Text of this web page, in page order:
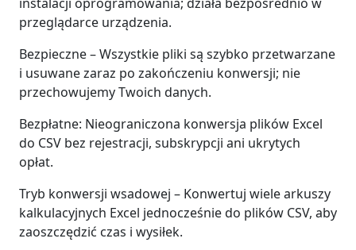
przeglądarce urządzenia.
Bezpieczne – Wszystkie pliki są szybko przetwarzane
i usuwane zaraz po zakończeniu konwersji; nie
przechowujemy Twoich danych.
Bezpłatne: Nieograniczona konwersja plików Excel
do CSV bez rejestracji, subskrypcji ani ukrytych
opłat.
Tryb konwersji wsadowej – Konwertuj wiele arkuszy
kalkulacyjnych Excel jednocześnie do plików CSV, aby
zaoszczędzić czas i wysiłek.